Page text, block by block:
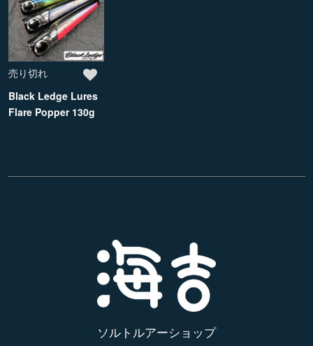
売り切れ
Black Ledge Lures
Flare Popper 130g
ソルトルアーショップ